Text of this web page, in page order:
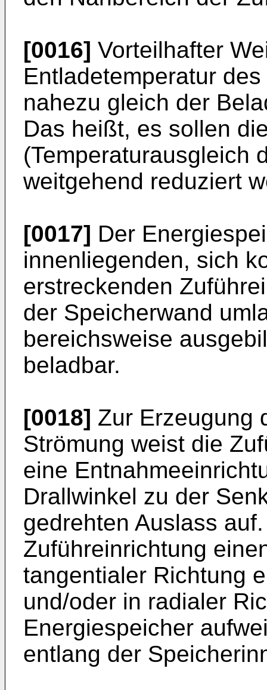
[0016] Vorteilhafter
Entladetemperatur
nahezu gleich der
Das heißt, es sollen
(Temperaturausgleich
weitgehend reduziert
[0017] Der
innenliegenden, sich
erstreckenden
der Speicherwand
bereichsweise
beladbar.
[0018] Zur Erzeugung
Strömung weist die
eine
Drallwinkel zu der
gedrehten Auslass
Zuführeinrichtung
tangentialer Richtung
und/oder in radialer
Energiespeicher
entlang der